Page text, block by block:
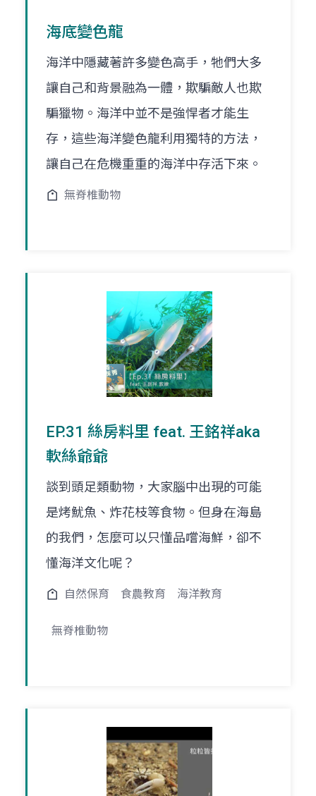
海底變色龍
海洋中隱藏著許多變色高手，牠們大多
讓自己和背景融為一體，欺騙敵人也欺
騙獵物。海洋中並不是強悍者才能生
存，這些海洋變色龍利用獨特的方法，
讓自己在危機重重的海洋中存活下來。
無脊椎動物
EP.31 絲房料里 feat. 王銘祥aka
軟絲爺爺
談到頭足類動物，大家腦中出現的可能
是烤魷魚、炸花枝等食物。但身在海島
的我們，怎麼可以只懂品嚐海鮮，卻不
懂海洋文化呢？
自然保育 食農教育 海洋教育
無脊椎動物